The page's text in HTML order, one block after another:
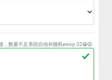
，数量不足系统自动补随机emoji ❤️‍🔥😀😜